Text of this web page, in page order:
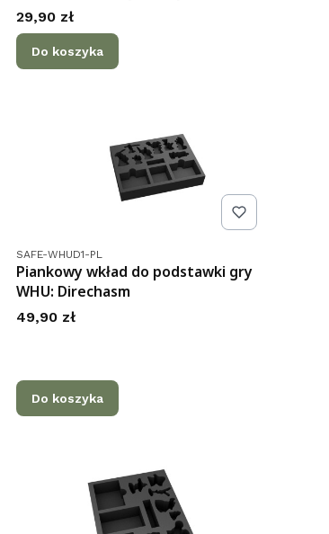
Cena
29,90 zł
Do koszyka
Kod produktu
SAFE-WHUD1-PL
Piankowy wkład do podstawki gry
WHU: Direchasm
Cena
49,90 zł
Do koszyka